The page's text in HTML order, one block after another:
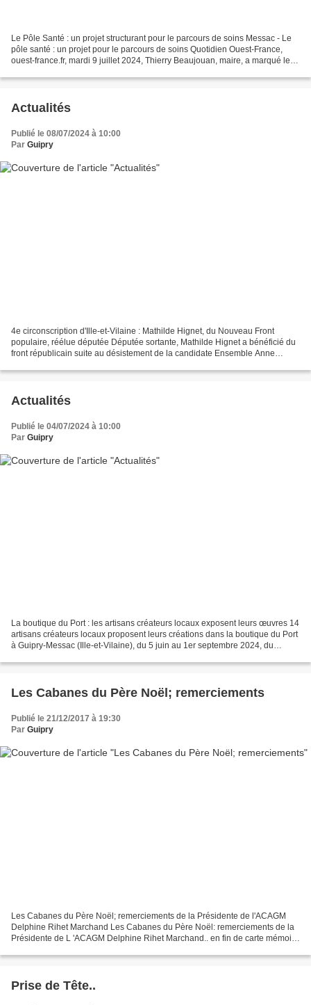
Le Pôle Santé : un projet structurant pour le parcours de soins Messac - Le
pôle santé : un projet pour le parcours de soins Quotidien Ouest-France,
ouest-france.fr, mardi 9 juillet 2024, Thierry Beaujouan, maire, a marqué le
Actualités
Publié le 08/07/2024 à 10:00
Par Guipry
4e circonscription d'Ille-et-Vilaine : Mathilde Hignet, du Nouveau Front
populaire, réélue députée Députée sortante, Mathilde Hignet a bénéficié du
front républicain suite au désistement de la candidate Ensemble Anne
Actualités
Publié le 04/07/2024 à 10:00
Par Guipry
La boutique du Port : les artisans créateurs locaux exposent leurs œuvres 14
artisans créateurs locaux proposent leurs créations dans la boutique du Port
à Guipry-Messac (Ille-et-Vilaine), du 5 juin au 1er septembre 2024, du
Les Cabanes du Père Noël; remerciements
Publié le 21/12/2017 à 19:30
Par Guipry
Les Cabanes du Père Noël; remerciements de la Présidente de l'ACAGM
Delphine Rihet Marchand Les Cabanes du Père Noël: remerciements de la
Présidente de L 'ACAGM Delphine Rihet Marchand.. en fin de carte mémoire
Prise de Tête..